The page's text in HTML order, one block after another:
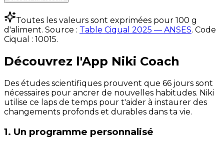
Toutes les valeurs sont exprimées pour 100 g
d'aliment. Source : Table Ciqual 2025 — ANSES. Code
Ciqual : 10015.
Découvrez l'App Niki Coach
Des études scientifiques prouvent que 66 jours sont
nécessaires pour ancrer de nouvelles habitudes. Niki
utilise ce laps de temps pour t'aider à instaurer des
changements profonds et durables dans ta vie.
1. Un programme personnalisé